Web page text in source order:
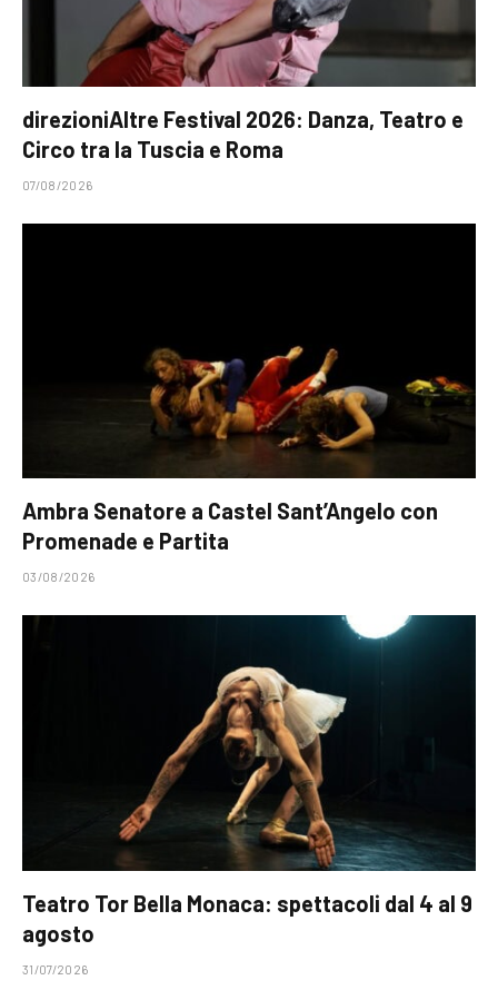
direzioniAltre Festival 2026: Danza, Teatro e
Circo tra la Tuscia e Roma
07/08/2026
Ambra Senatore a Castel Sant’Angelo con
Promenade e Partita
03/08/2026
Teatro Tor Bella Monaca: spettacoli dal 4 al 9
agosto
31/07/2026